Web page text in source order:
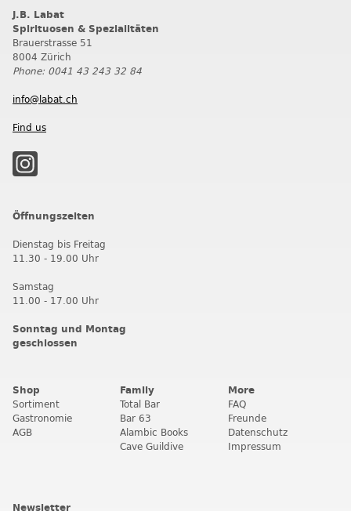
J.B. Labat
Spirituosen & Spezialitäten
Brauerstrasse 51
8004 Zürich
Phone: 0041 43 243 32 84
info@labat.ch
Find us
Öffnungszeiten
Dienstag bis Freitag
11.30 - 19.00 Uhr
Samstag
11.00 - 17.00 Uhr
Sonntag und Montag
geschlossen
Shop
Sortiment
Gastronomie
AGB
Family
Total Bar
Bar 63
Alambic Books
Cave Guildive
More
FAQ
Freunde
Datenschutz
Impressum
Newsletter